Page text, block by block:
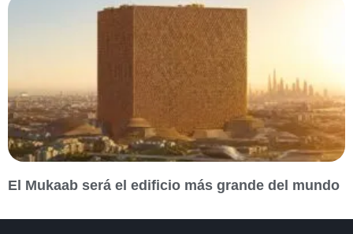
El Mukaab será el edificio más grande del mundo